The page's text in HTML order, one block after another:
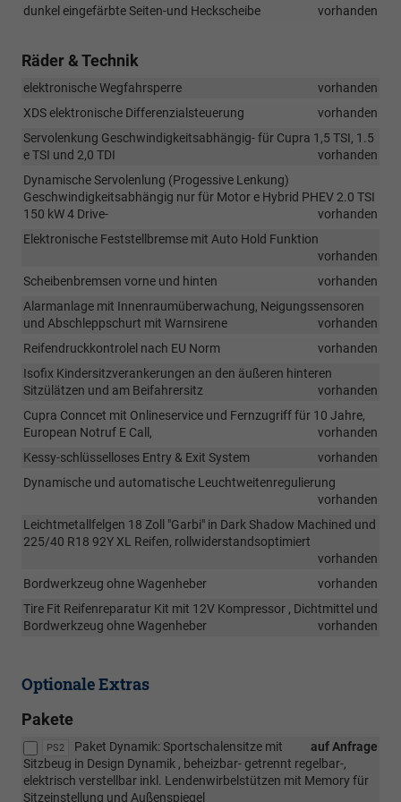
dunkel eingefärbte Seiten-und Heckscheibe
vorhanden
Räder & Technik
elektronische Wegfahrsperre
vorhanden
XDS elektronische Differenzialsteuerung
vorhanden
Servolenkung Geschwindigkeitsabhängig- für Cupra 1,5 TSI, 1.5
e TSI und 2,0 TDI
vorhanden
Dynamische Servolenlung (Progessive Lenkung)
Geschwindigkeitsabhängig nur für Motor e Hybrid PHEV 2.0 TSI
150 kW 4 Drive-
vorhanden
Elektronische Feststellbremse mit Auto Hold Funktion
vorhanden
Scheibenbremsen vorne und hinten
vorhanden
Alarmanlage mit Innenraumüberwachung, Neigungssensoren
und Abschleppschurt mit Warnsirene
vorhanden
Reifendruckkontrolel nach EU Norm
vorhanden
Isofix Kindersitzverankerungen an den äußeren hinteren
Sitzülätzen und am Beifahrersitz
vorhanden
Cupra Conncet mit Onlineservice und Fernzugriff für 10 Jahre,
European Notruf E Call,
vorhanden
Kessy-schlüsselloses Entry & Exit System
vorhanden
Dynamische und automatische Leuchtweitenregulierung
vorhanden
Leichtmetallfelgen 18 Zoll "Garbi" in Dark Shadow Machined und
225/40 R18 92Y XL Reifen, rollwiderstandsoptimiert
vorhanden
Bordwerkzeug ohne Wagenheber
vorhanden
Tire Fit Reifenreparatur Kit mit 12V Kompressor , Dichtmittel und
Bordwerkzeug ohne Wagenheber
vorhanden
Optionale Extras
Pakete
PS2 auf Anfrage
Paket Dynamik: Sportschalensitze mit
Sitzbeug in Design Dynamik , beheizbar- getrennt regelbar-,
elektrisch verstellbar inkl. Lendenwirbelstützen mit Memory für
Sitzeinstellung und Außenspiegel